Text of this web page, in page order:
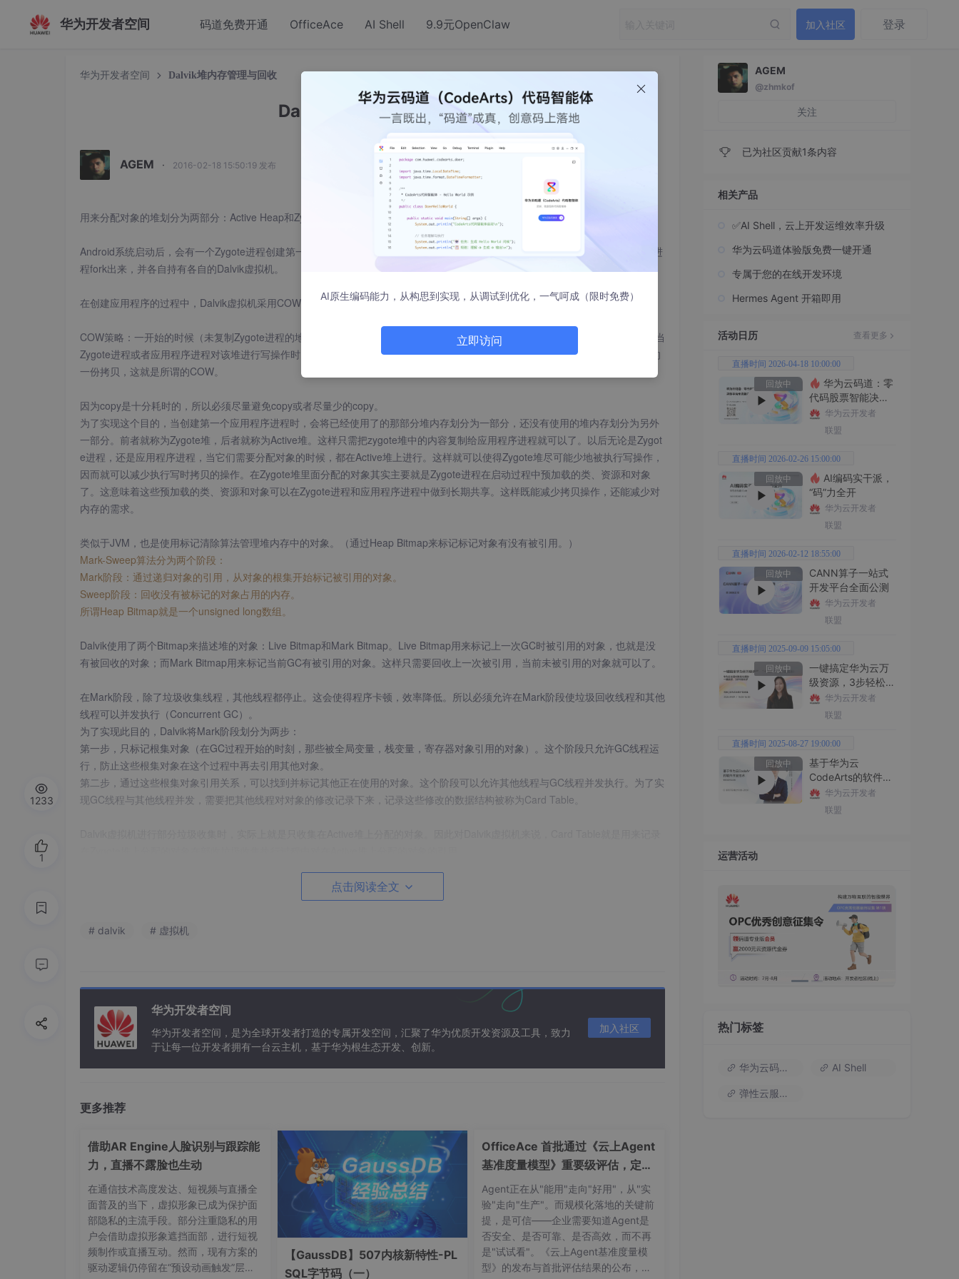
华为开发者空间 码道免费开通 OfficeAce AI Shell 9.9元OpenClaw 加入社区 登录
华为开发者空间 Dalvik堆内存管理与回收
Dalvik堆内存管理与回收
AGEM · 2016-02-18 15:50:19 发布
用来分配对象的堆划分为两部分：Active Heap和Zygote Heap
Android系统启动后，会有一个Zygote进程创建第一个Dalvik虚拟机，它只维护了一个堆。以后启动的所有应用程序进程都被Zygote进
程fork出来，并各自持有各自的Dalvik虚拟机。
在创建应用程序的过程中，Dalvik虚拟机采用COW策略复制Zygote进程的地址空间。
COW策略：一开始的时候（未复制Zygote进程的地址空间的时候），应用程序进程和Zygote进程共享了同一个用来分配对象的堆。当
Zygote进程或者应用程序进程对该堆进行写操作时，内核就会执行真正的拷贝操作，使得Zygote进程和应用程序进程分别拥有自己的
一份拷贝，这就是所谓的COW。
因为copy是十分耗时的，所以必须尽量避免copy或者尽量少的copy。
为了实现这个目的，当创建第一个应用程序进程时，会将已经使用了的那部分堆内存划分为一部分，还没有使用的堆内存划分为另外
一部分。前者就称为Zygote堆，后者就称为Active堆。这样只需把zygote堆中的内容复制给应用程序进程就可以了。以后无论是Zygot
e进程，还是应用程序进程，当它们需要分配对象的时候，都在Active堆上进行。这样就可以使得Zygote堆尽可能少地被执行写操作，
因而就可以减少执行写时拷贝的操作。在Zygote堆里面分配的对象其实主要就是Zygote进程在启动过程中预加载的类、资源和对象
了。这意味着这些预加载的类、资源和对象可以在Zygote进程和应用程序进程中做到长期共享。这样既能减少拷贝操作，还能减少对
内存的需求。
类似于JVM，也是使用标记清除算法管理堆内存中的对象。（通过Heap Bitmap来标记标记对象有没有被引用。）
Mark-Sweep算法分为两个阶段：
Mark阶段：通过递归对象的引用，从对象的根集开始标记被引用的对象。
Sweep阶段：回收没有被标记的对象占用的内存。
所谓Heap Bitmap就是一个unsigned long数组。
Dalvik使用了两个Bitmap来描述堆的对象：Live Bitmap和Mark Bitmap。Live Bitmap用来标记上一次GC时被引用的对象，也就是没
有被回收的对象；而Mark Bitmap用来标记当前GC有被引用的对象。这样只需要回收上一次被引用，当前未被引用的对象就可以了。
在Mark阶段，除了垃圾收集线程，其他线程都停止。这会使得程序卡顿，效率降低。所以必须允许在Mark阶段使垃圾回收线程和其他
线程可以并发执行（Concurrent GC）。
为了实现此目的，Dalvik将Mark阶段划分为两步：
第一步，只标记根集对象（在GC过程开始的时刻，那些被全局变量，栈变量，寄存器对象引用的对象）。这个阶段只允许GC线程运
行，防止这些根集对象在这个过程中再去引用其他对象。
第二步，通过这些根集对象引用关系，可以找到并标记其他正在使用的对象。这个阶段可以允许其他线程与GC线程并发执行。为了实
现GC线程与其他线程并发，需要把其他线程对对象的修改记录下来，记录这些修改的数据结构被称为Card Table。
被修改过的对象，在第二步结束后需要重新使用GC线程排他地对这些对象进行标记。由于这些对象不是很多所以这个过程很快，这也
推荐内容
点击阅读全文
# dalvik # 虚拟机
华为开发者空间
华为开发者空间，是为全球开发者打造的专属开发空间，汇聚了华为优质开发资源及工具，致力
于让每一位开发者拥有一台云主机，基于华为根生态开发、创新。
加入社区
更多推荐
借助AR Engine人脸识别与跟踪能
力，直播不露脸也生动
在通信技术高度发达、短视频与直播全
面普及的当下，虚拟形象已成为保护面
部隐私的主流手段。部分注重隐私的用
户会借助虚拟形象遮挡面部，进行短视
频制作或直播互动。然而，现有方案的
驱动逻辑仍停留在“预设动画触发”层
【GaussDB】507内核新特性-PL
SQL字节码（一）
OfficeAce 首批通过《云上Agent
基准度量模型》重要级评估，定义
智能体可信新标杆
Agent正在从"能用"走向"好用"，从"实
验"走向"生产"。而规模化落地的关键前
提，是可信——企业需要知道Agent是
否安全、是否可靠、是否高效，而不再
是"试试看"。《云上Agent基准度量模
型》的发布与首批评估结果的公布，标
1233
1
AGEM
@zhmkof
关注
已为社区贡献1条内容
相关产品
✅AI Shell，云上开发运维效率升级
华为云码道体验版免费一键开通
专属于您的在线开发环境
Hermes Agent 开箱即用
活动日历 查看更多
直播时间 2026-04-18 10:00:00
回放中
代码股票智能决策
平台全功能实战
华为云开发者
联盟
直播时间 2026-02-26 15:00:00
回放中
“码”力全开
华为云开发者
联盟
直播时间 2026-02-12 18:55:00
回放中
CANN算子一站式
开发平台全面公测
华为云开发者
联盟
直播时间 2025-09-09 15:05:00
回放中
一键搞定华为云万
级资源，3步轻松管
理企业成本
华为云开发者
联盟
直播时间 2025-08-27 19:00:00
回放中
基于华为云
CodeArts的软件开
发技术华为云开发者
联盟
运营活动
热门标签
华为云码道（Codearts） AI Shell
弹性云服务器
AI原生编码能力，从构思到实现，从调试到优化，一气呵成（限时免费）
立即访问